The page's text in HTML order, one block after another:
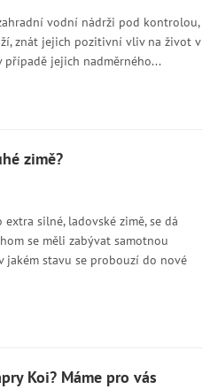
vodní nádrži pod kontrolou,
znát jejich pozitivní vliv na život v
případě jejich nadměrného...
zimě?
silné, ladovské zimě, se dá
se měli zabývat samotnou
jakém stavu se probouzí do nové
Koi? Máme pro vás